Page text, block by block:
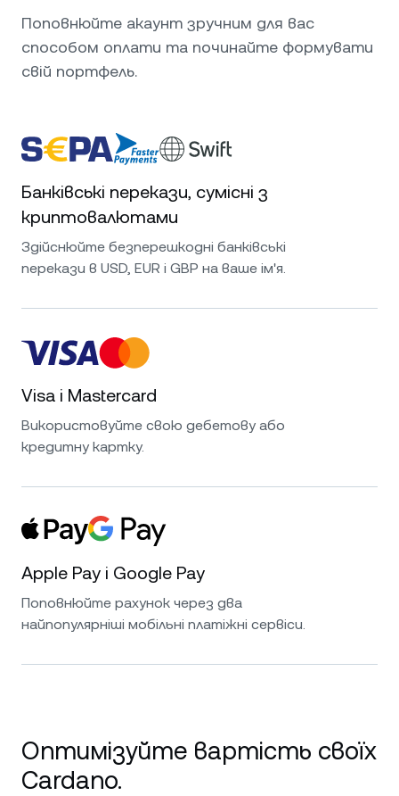
Поповнюйте акаунт зручним для вас
способом оплати та починайте формувати
свій портфель.
Банківські перекази, сумісні з
криптовалютами
Здійснюйте безперешкодні банківські
перекази в USD, EUR і GBP на ваше ім'я.
Visa і Mastercard
Використовуйте свою дебетову або
кредитну картку.
Apple Pay і Google Pay
Поповнюйте рахунок через два
найпопулярніші мобільні платіжні сервіси.
Оптимізуйте вартість своїх
Cardano.